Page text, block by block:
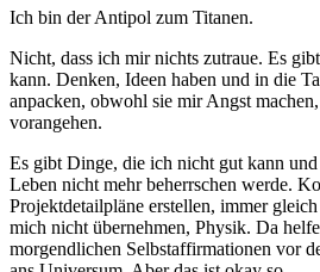
Ich bin der Antipol zum Titanen.
Nicht, dass ich mir nichts zutraue. Es
kann. Denken, Ideen haben und in die
anpacken, obwohl sie mir Angst
vorangehen.
Es gibt Dinge, die ich nicht gut kann
Leben nicht mehr beherrschen werde.
Projektdetailpläne erstellen, immer
mich nicht übernehmen, Physik. Da
morgendlichen Selbstaffirmationen vor